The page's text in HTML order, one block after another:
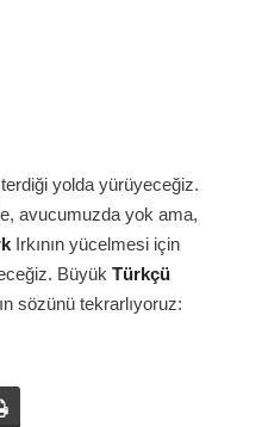
yolda yürüyeceğiz.
avucumuzda yok ama,
Irkının yücelmesi için
Büyük Türkçü
sözünü tekrarlıyoruz:
kopyala